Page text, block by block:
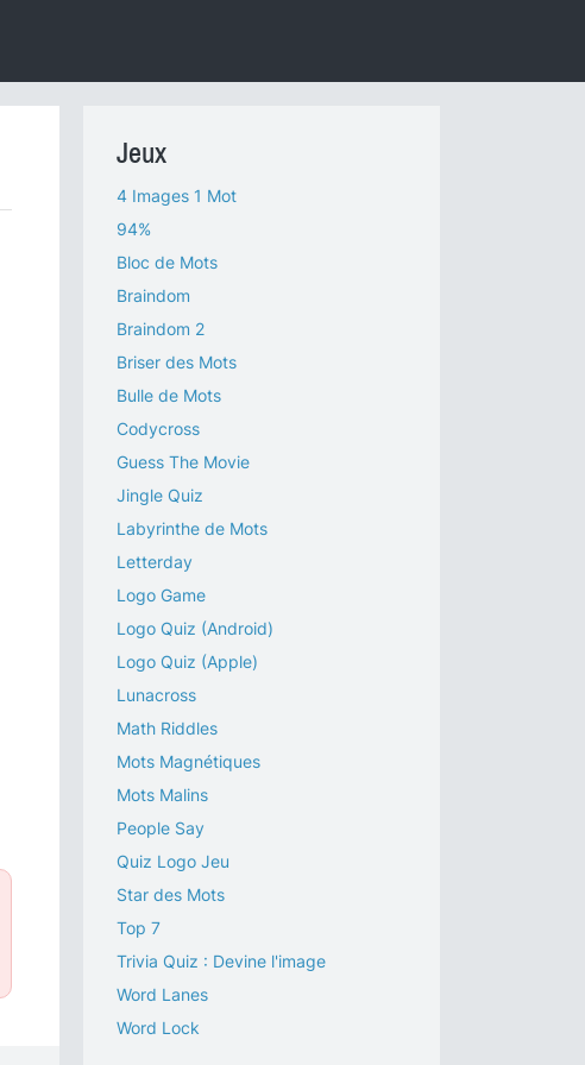
Jeux
4 Images 1 Mot
94%
Bloc de Mots
Braindom
Braindom 2
Briser des Mots
Bulle de Mots
Codycross
Guess The Movie
Jingle Quiz
Labyrinthe de Mots
Letterday
Logo Game
Logo Quiz (Android)
Logo Quiz (Apple)
Lunacross
Math Riddles
Mots Magnétiques
Mots Malins
People Say
Quiz Logo Jeu
Star des Mots
Top 7
Trivia Quiz : Devine l'image
Word Lanes
Word Lock